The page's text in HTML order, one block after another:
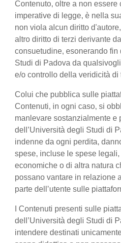
Contenuto, oltre a non essere
imperative di legge, è nella
non viola alcun diritto
altro diritto di terzi derivante
consuetudine, esonerando fin
Studi di Padova da
e/o controllo della veridicità di
Colui che pubblica sulle
Contenuti, in ogni caso, si
manlevare sostanzialmente e
dell’Università degli Studi di
indenne da ogni perdita,
spese, incluse le spese
economiche o di altra natura
possano vantare in relazione
parte dell’utente sulle
I Contenuti presenti sulle
dell’Università degli Studi di
intendere destinati